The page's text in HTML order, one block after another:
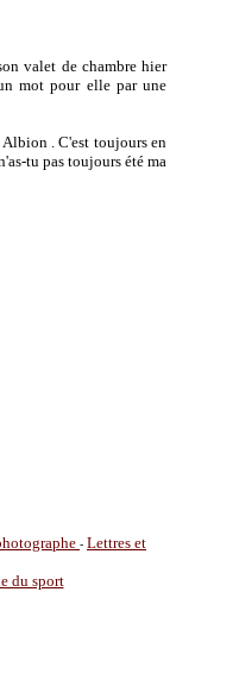
valet de chambre hier
mot pour elle par une
Albion . C'est toujours en
tu pas toujours été ma
- Lettres et
du sport